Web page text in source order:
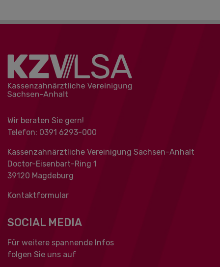
Wir beraten Sie gern!
Telefon: 0391 ‍6293-000
Kassenzahnärztliche Vereinigung Sachsen-Anhalt
Doctor-Eisenbart-Ring 1
39120 Magdeburg
Kontaktformular
SOCIAL MEDIA
Für weitere spannende Infos
folgen Sie uns auf